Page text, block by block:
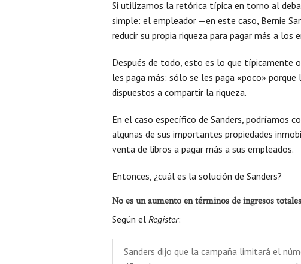
Si utilizamos la retórica típica en torno al
simple: el empleador —en este caso, Bernie
reducir su propia riqueza para pagar más a los
Después de todo, esto es lo que típicamente
les paga más: sólo se les paga «poco»
dispuestos a compartir la riqueza.
En el caso específico de Sanders, podríamos
algunas de sus importantes propiedades
venta de libros a pagar más a sus empleados.
Entonces, ¿cuál es la solución de Sanders?
No es un aumento en términos de ingresos totales
Según el Register:
Sanders dijo que la campaña limitará el